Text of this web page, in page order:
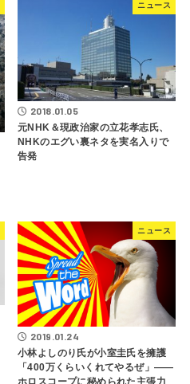
ニュース
2018.01.05
元NHK＆現政治家の立花孝志氏、
NHKのエグい裏ネタを実名入りで
告発
ニュース
2019.01.24
小林よしのり氏が小室圭氏を擁護
「400万くらいくれてやるぜ」――
ホロスコープに秘められた主張力